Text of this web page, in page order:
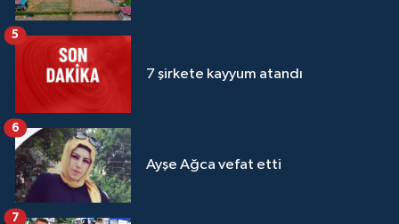
7 şirkete kayyum atandı
5
Ayşe Ağca vefat etti
6
7